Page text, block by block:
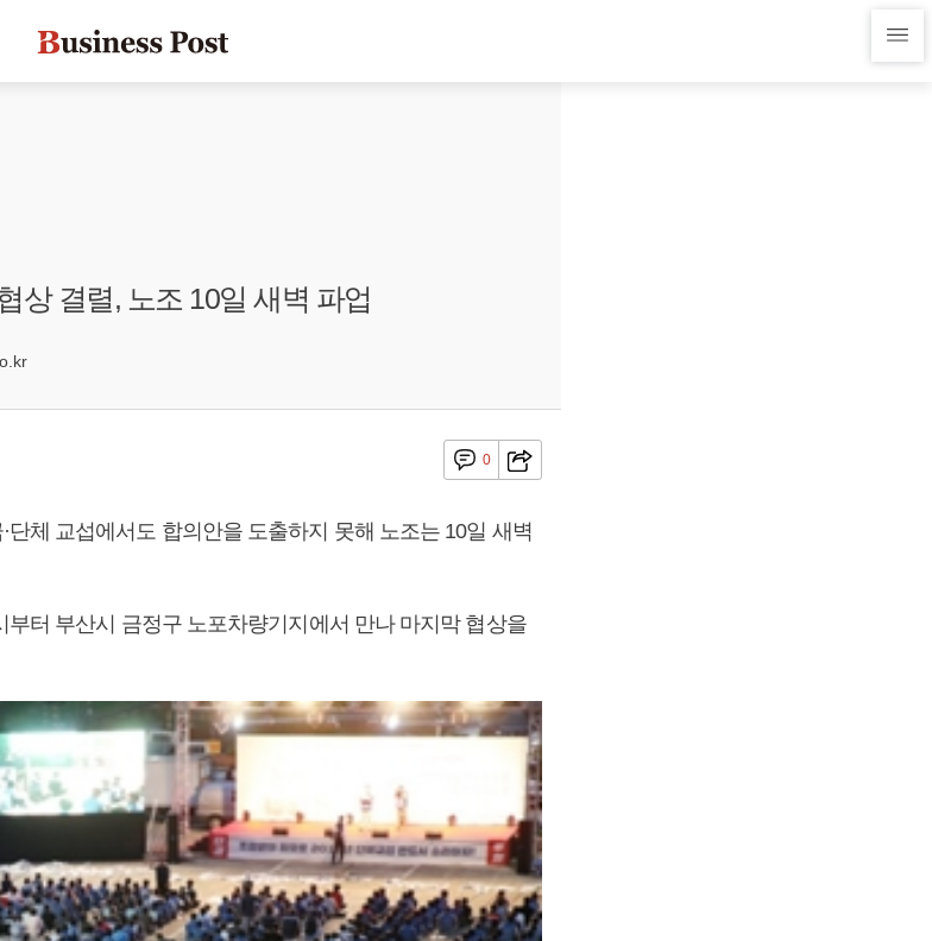
상 결렬, 노조 10일 새벽 파업
0
단체 교섭에서도 합의안을 도출하지 못해 노조는 10일 새벽
부터 부산시 금정구 노포차량기지에서 만나 마지막 협상을